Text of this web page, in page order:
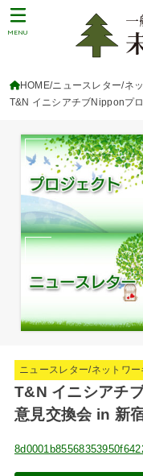
MENU
HOME ニュースレター/ネ
T&N イニシアチブNipponプ
ニュースレター/ネットワ
T&N イニシアチ
意見交換会 in 新